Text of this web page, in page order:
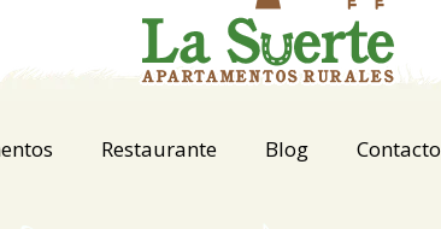
Restaurante Blog Contacto